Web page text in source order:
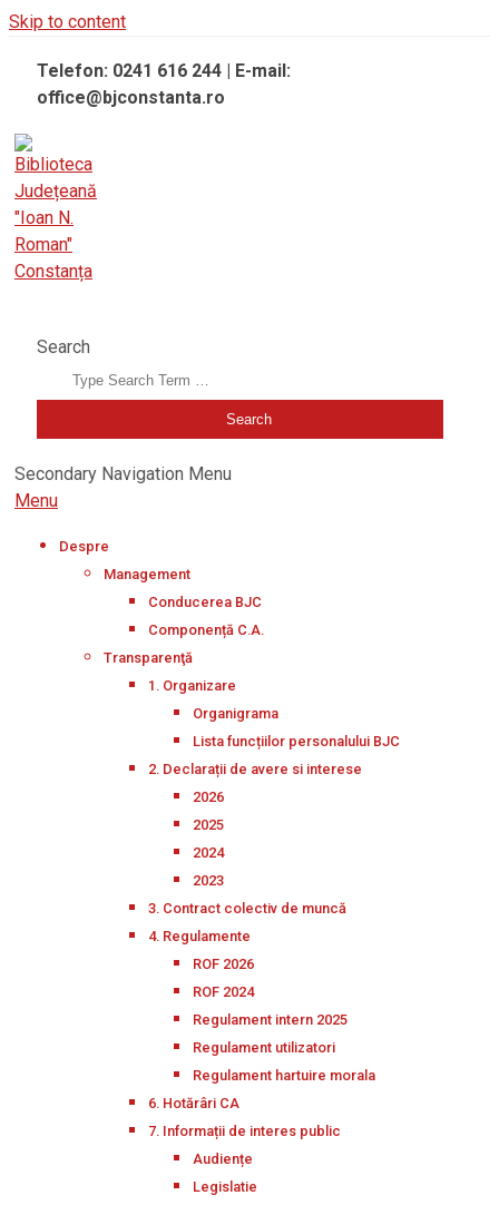
Skip to content
Telefon: 0241 616 244 | E-mail:
office@bjconstanta.ro
Search
Secondary Navigation Menu
Menu
Despre
Management
Conducerea BJC
Componență C.A.
Transparenţă
1. Organizare
Organigrama
Lista funcțiilor personalului BJC
2. Declarații de avere si interese
2026
2025
2024
2023
3. Contract colectiv de muncă
4. Regulamente
ROF 2026
ROF 2024
Regulament intern 2025
Regulament utilizatori
Regulament hartuire morala
6. Hotărâri CA
7. Informații de interes public
Audiențe
Legislatie